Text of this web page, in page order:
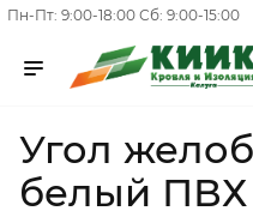
Пн-Пт: 9:00-18:00 Сб: 9:00-15:00
Угол
белый ПВХ